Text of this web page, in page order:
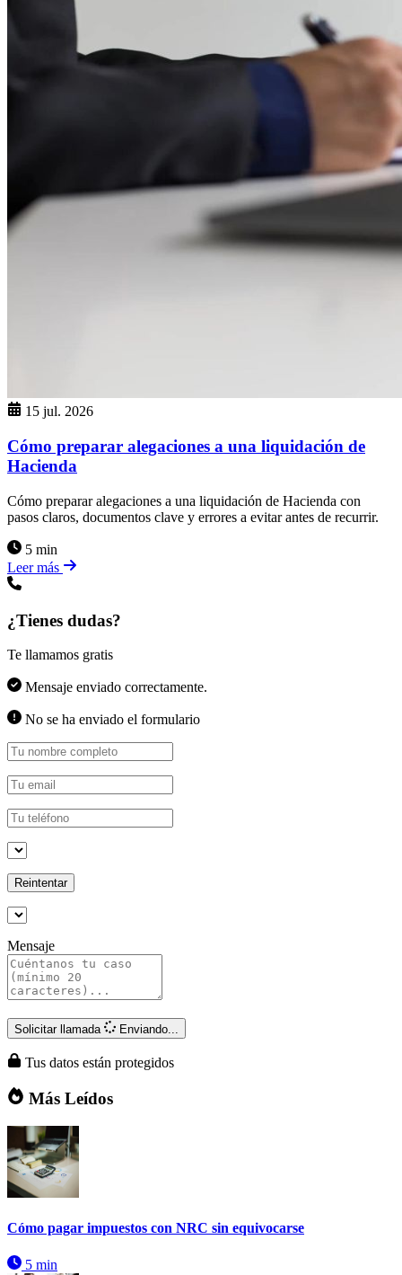
15 jul. 2026
Cómo preparar alegaciones a una liquidación de
Hacienda
Cómo preparar alegaciones a una liquidación de Hacienda con
pasos claros, documentos clave y errores a evitar antes de recurrir.
5 min
Leer más
¿Tienes dudas?
Te llamamos gratis
Mensaje enviado correctamente.
No se ha enviado el formulario
Reintentar
Mensaje
Solicitar llamada Enviando...
Tus datos están protegidos
Más Leídos
Cómo pagar impuestos con NRC sin equivocarse
5 min